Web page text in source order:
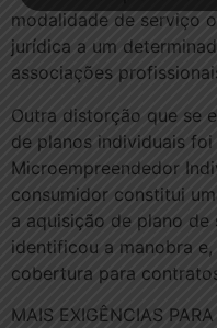
modalidade de serviço
jurídica a um
associações
Outra distorção que se
de planos individuais
Microempreendedor
consumidor constitui
a aquisição de plano de
identificou a manobra
cobertura para
MAIS EXIGÊNCIAS